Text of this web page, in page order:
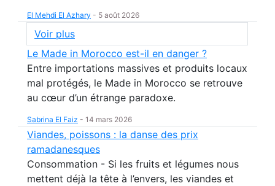
El Mehdi El Azhary - 5 août 2026
Voir plus
Le Made in Morocco est-il en danger ?
Entre importations massives et produits locaux
mal protégés, le Made in Morocco se retrouve
au cœur d’un étrange paradoxe.
Sabrina El Faiz - 14 mars 2026
Viandes, poissons : la danse des prix
ramadanesques
Consommation - Si les fruits et légumes nous
mettent déjà la tête à l’envers, les viandes et